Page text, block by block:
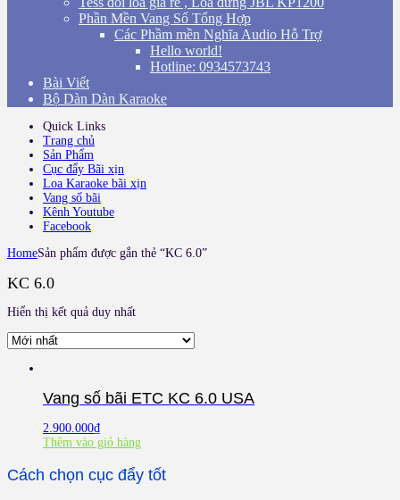
Phần Mền Vang Số Tổng Hợp
Các Phầm mền Nghĩa Audio Hỗ Trợ
Hello world!
Hotline: 0934573743
Bài Viết
Bộ Dàn Dàn Karaoke
Quick Links
Trang chủ
Sản Phẩm
Cục đẩy Bãi xịn
Loa Karaoke bãi xịn
Vang số bãi
Kênh Youtube
Facebook
HomeSản phẩm được gắn thẻ “KC 6.0”
KC 6.0
Hiển thị kết quả duy nhất
Vang số bãi ETC KC 6.0 USA
2.900.000₫
Thêm vào giỏ hàng
Cách chọn cục đẩy tốt